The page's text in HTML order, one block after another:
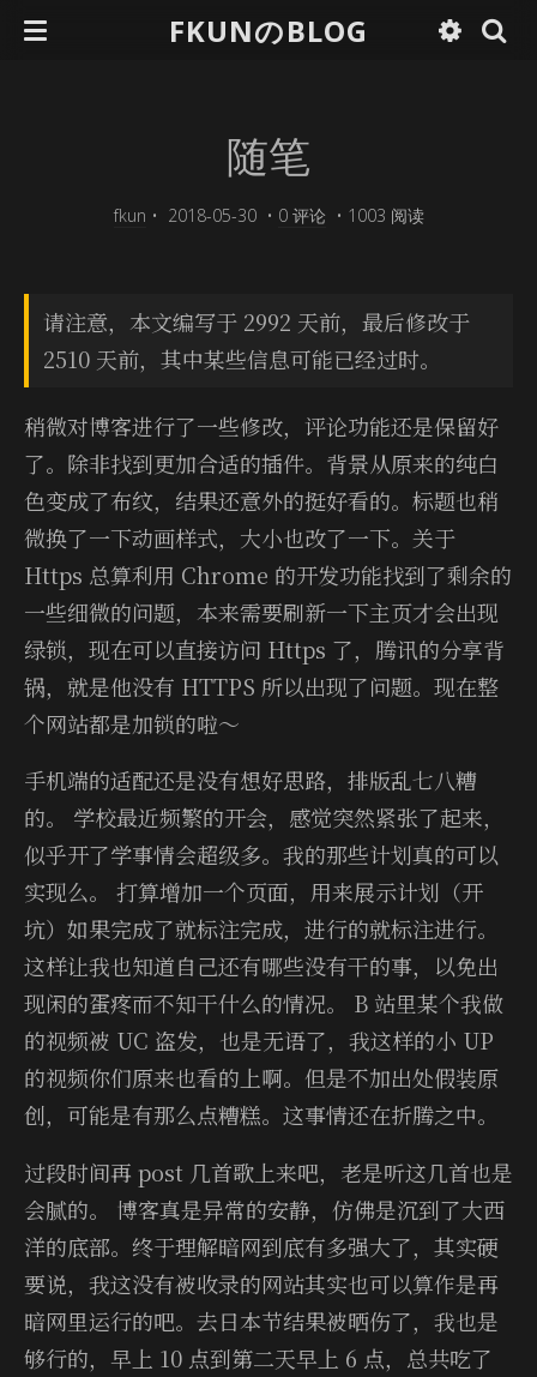
FKUNのBLOG
随笔
fkun • 2018-05-30• 0 评论• 1003 阅读
请注意，本文编写于 2992 天前，最后修改于
2510 天前，其中某些信息可能已经过时。
稍微对博客进行了一些修改，评论功能还是保留好
了。除非找到更加合适的插件。背景从原来的纯白
色变成了布纹，结果还意外的挺好看的。标题也稍
微换了一下动画样式，大小也改了一下。关于
Https 总算利用 Chrome 的开发功能找到了剩余的
一些细微的问题，本来需要刷新一下主页才会出现
绿锁，现在可以直接访问 Https 了，腾讯的分享背
锅，就是他没有 HTTPS 所以出现了问题。现在整
个网站都是加锁的啦～
手机端的适配还是没有想好思路，排版乱七八糟
的。 学校最近频繁的开会，感觉突然紧张了起来，
似乎开了学事情会超级多。我的那些计划真的可以
实现么。 打算增加一个页面，用来展示计划（开
坑）如果完成了就标注完成，进行的就标注进行。
这样让我也知道自己还有哪些没有干的事，以免出
现闲的蛋疼而不知干什么的情况。 B 站里某个我做
的视频被 UC 盗发，也是无语了，我这样的小 UP
的视频你们原来也看的上啊。但是不加出处假装原
创，可能是有那么点糟糕。这事情还在折腾之中。
过段时间再 post 几首歌上来吧，老是听这几首也是
会腻的。 博客真是异常的安静，仿佛是沉到了大西
洋的底部。终于理解暗网到底有多强大了，其实硬
要说，我这没有被收录的网站其实也可以算作是再
暗网里运行的吧。去日本节结果被晒伤了，我也是
够行的，早上 10 点到第二天早上 6 点，总共吃了